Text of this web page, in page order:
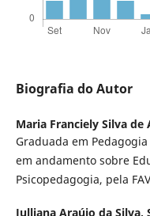
Biografia do Autor
Maria Franciely Silva de
Graduada em Pedagogia
em andamento sobre
Psicopedagogia, pela
Julliana Araújo da Silva,